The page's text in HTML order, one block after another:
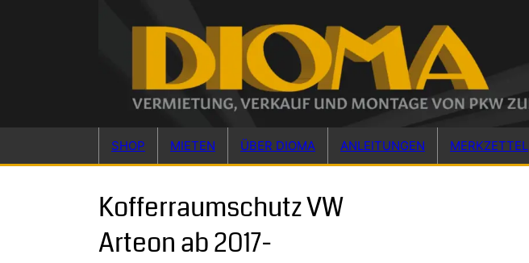
SHOP MIETEN ÜBER DIOMA ANLEITUNGEN MERKZETTEL
Kofferraumschutz VW
Arteon ab 2017-